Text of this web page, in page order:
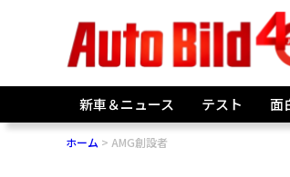
新車＆ニュース テスト 面
ホーム AMG創設者